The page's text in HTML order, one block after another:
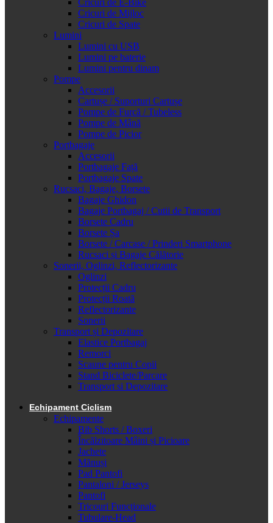
Cricuri de Mijloc
Cricuri de Spate
Lumini
Lumini cu USB
Lumini pe baterie
Lumini pentru dinam
Pompe
Accesorii
Cartușe / Suporturi Cartușe
Pompe de Furcă / Tubeless
Pompe de Mână
Pompe de Picior
Portbagaje
Accesorii
Portbagaje Față
Portbagaje Spate
Rucsaci, Bagaje, Borsete
Bagaje Ghidon
Bagaje Portbagaj / Cutii de Transport
Borsete Cadru
Borsete Șa
Borsete / Carcase / Prinderi Smartphone
Rucsaci și Bagaje Călătorie
Sonerii, Oglinzi, Reflectorizante
Oglinzi
Protecții Cadru
Protecții Roată
Reflectorizante
Sonerii
Transport și Depozitare
Elastice Portbagaj
Remorci
Scaune pentru Copii
Stand Biciclete/Parcare
Transport si Depozitare
Echipament Ciclism
Echipamente
Bib Shorts / Boxeri
Încălzitoare Mâini și Picioare
Jachete
Mănuși
Pad Pantofi
Pantaloni / Jerseys
Pantofi
Tricouri Funcționale
Tubulare-Head